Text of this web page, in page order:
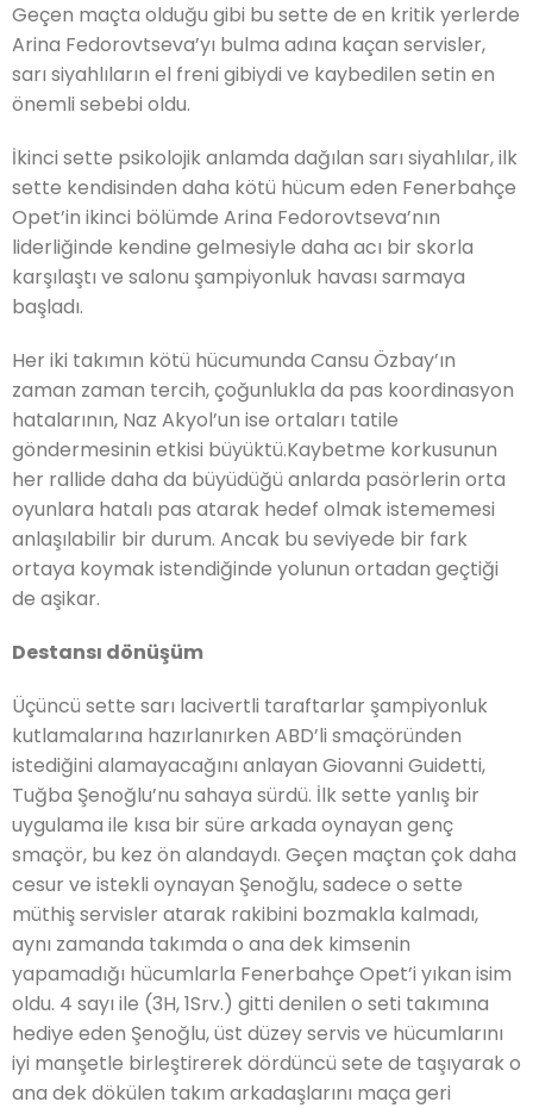
Geçen maçta olduğu gibi bu sette de en kritik yerlerde
Arina Fedorovtseva’yı bulma adına kaçan servisler,
sarı siyahlıların el freni gibiydi ve kaybedilen setin en
önemli sebebi oldu.
İkinci sette psikolojik anlamda dağılan sarı siyahlılar, ilk
sette kendisinden daha kötü hücum eden Fenerbahçe
Opet’in ikinci bölümde Arina Fedorovtseva’nın
liderliğinde kendine gelmesiyle daha acı bir skorla
karşılaştı ve salonu şampiyonluk havası sarmaya
başladı.
Her iki takımın kötü hücumunda Cansu Özbay’ın
zaman zaman tercih, çoğunlukla da pas koordinasyon
hatalarının, Naz Akyol’un ise ortaları tatile
göndermesinin etkisi büyüktü.Kaybetme korkusunun
her rallide daha da büyüdüğü anlarda pasörlerin orta
oyunlara hatalı pas atarak hedef olmak istememesi
anlaşılabilir bir durum. Ancak bu seviyede bir fark
ortaya koymak istendiğinde yolunun ortadan geçtiği
de aşikar.
Destansı dönüşüm
Üçüncü sette sarı lacivertli taraftarlar şampiyonluk
kutlamalarına hazırlanırken ABD’li smaçöründen
istediğini alamayacağını anlayan Giovanni Guidetti,
Tuğba Şenoğlu’nu sahaya sürdü. İlk sette yanlış bir
uygulama ile kısa bir süre arkada oynayan genç
smaçör, bu kez ön alandaydı. Geçen maçtan çok daha
cesur ve istekli oynayan Şenoğlu, sadece o sette
müthiş servisler atarak rakibini bozmakla kalmadı,
aynı zamanda takımda o ana dek kimsenin
yapamadığı hücumlarla Fenerbahçe Opet’i yıkan isim
oldu. 4 sayı ile (3H, 1Srv.) gitti denilen o seti takımına
hediye eden Şenoğlu, üst düzey servis ve hücumlarını
iyi manşetle birleştirerek dördüncü sete de taşıyarak o
ana dek dökülen takım arkadaşlarını maça geri